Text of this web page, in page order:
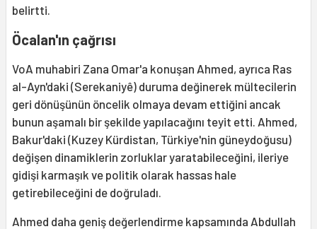
belirtti.
Öcalan'ın çağrısı
VoA muhabiri Zana Omar'a konuşan Ahmed, ayrıca Ras
al-Ayn'daki (Serekaniyê) duruma değinerek mültecilerin
geri dönüşünün öncelik olmaya devam ettiğini ancak
bunun aşamalı bir şekilde yapılacağını teyit etti. Ahmed,
Bakur'daki (Kuzey Kürdistan, Türkiye'nin güneydoğusu)
değişen dinamiklerin zorluklar yaratabileceğini, ileriye
gidişi karmaşık ve politik olarak hassas hale
getirebileceğini de doğruladı.
Ahmed daha geniş değerlendirme kapsamında Abdullah